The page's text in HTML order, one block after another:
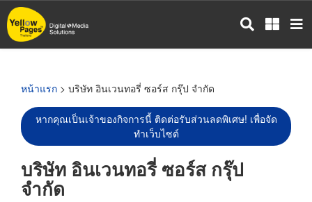
ข้าม
ไป
หน้าแรก > บริษัท อินเวนทอรี่ ซอร์ส กรุ๊ป จำกัด
หากคุณเป็นเจ้าของกิจการนี้ ติดต่อรับส่วนลดพิเศษ! เพื่อจัด
ทำเว็บไซต์
บริษัท อินเวนทอรี่ ซอร์ส กรุ๊ป
จำกัด